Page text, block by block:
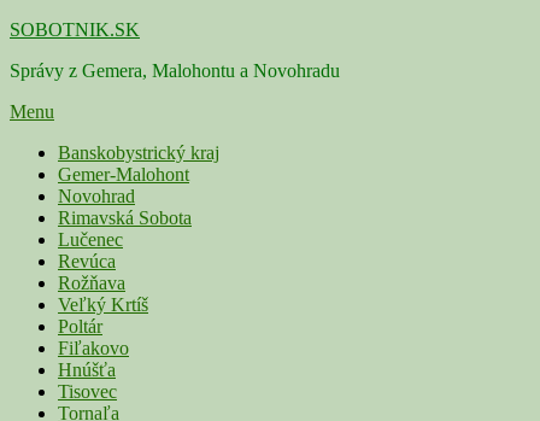
Skip
content
SOBOTNIK.SK
Správy z Gemera, Malohontu a Novohradu
Menu
Primárne
menu
Banskobystrický kraj
Gemer-Malohont
Novohrad
Rimavská Sobota
Lučenec
Revúca
Rožňava
Veľký Krtíš
Poltár
Fiľakovo
Hnúšťa
Tisovec
Tornaľa